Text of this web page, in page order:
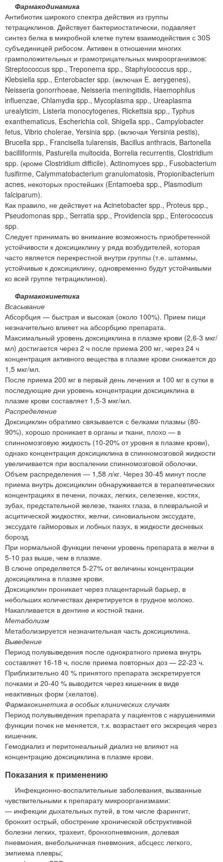
Фармакодинамика
Антибиотик широкого спектра действия из группы
тетрациклинов. Действует бактериостатически, подавляет
синтез белка в микробной клетке путем взаимодействия с 30S
субъединицей рибосом. Активен в отношении многих
грамположительных и грамотрицательных микроорганизмов:
Streptococcus spp., Treponema spp., Staphylococcus spp.,
Klebsiella spp., Enterobacter spp. (включая E. aerygenes),
Neisseria gonorrhoeae, Neisseria meningitidis, Haemophilus
influenzae, Chlamydia spp., Mycoplasma spp., Ureaplasma
urealyticim, Listeria monocytogenes, Rickettsia spp., Typhus
exanthematicus, Escherichia coli, Shigella spp., Campylobacter
fetus, Vibrio cholerae, Yersinia spp. (включая Yersinia pestis),
Brucella spp., Francisella tularensis, Bacillus anthracis, Bartonella
bacilliformis, Pasturella multocida, Borrelia recurrentis, Clostridium
spp. (кроме Clostridium difficile), Actinomyces spp., Fusobacterium
fusifirme, Calymmatobacterium granulomatosis, Propionibacterium
acnes, некоторых простейших (Entamoeba spp., Plasmodium
falciparum).
Как правило, не действует на Acinetobacter spp., Proteus spp.,
Pseudomonas spp., Serratia spp., Providencia spp., Enterococcus
spp.
Следует принимать во внимание возможность приобретенной
устойчивости к доксициклину у ряда возбудителей, которая
часто является перекрестной внутри группы (т.е. штаммы,
устойчивые к доксициклину, одновременно будут устойчивыми
ко всей группе тетрациклинов).
Фармакокинетика
Всасывание
Абсорбция — быстрая и высокая (около 100%). Прием пищи
незначительно влияет на абсорбцию препарата.
Максимальный уровень доксициклина в плазме крови (2,6-3 мкг/
мл) достигается через 2 ч после приема 200 мг, через 24 ч
концентрация активного вещества в плазме крови снижается до
1,5 мкг/мл.
После приема 200 мг в первый день лечения и 100 мг в сутки в
последующие дни уровень концентрации доксициклина в
плазме крови составляет 1,5-3 мкг/мл.
Распределение
Доксициклин обратимо связывается с белками плазмы (80-
90%), хорошо проникает в органы и ткани, плохо — в
спинномозговую жидкость (10-20% от уровня в плазме крови),
однако концентрация доксициклина в спинномозговой жидкости
увеличивается при воспалении спинномозговой оболочки.
Объем распределения — 1,58 л/кг. Через 30-45 минут после
приема внутрь доксициклин обнаруживается в терапевтических
концентрациях в печени, почках, легких, селезенке, костях,
зубах, предстательной железе, тканях глаза, в плевральной и
асцитической жидкостях, желчи, синовиальном экссудате,
экссудате гайморовых и лобных пазух, в жидкости десневых
борозд.
При нормальной функции печени уровень препарата в желчи в
5-10 раз выше, чем в плазме.
В слюне определяется 5-27% от величины концентрации
доксициклина в плазме крови.
Доксициклин проникает через плацентарный барьер, в
небольших количествах декретируется в грудное молоко.
Накапливается в дентине и костной ткани.
Метаболизм
Метаболизируется незначительная часть доксициклина.
Выведение
Период полувыведения после однократного приема внутрь
составляет 16-18 ч, после приема повторных доз — 22-23 ч.
Приблизительно 40 % принятого препарата экскретируется
почками и 20-40 % выводится через кишечник в виде
неактивных форм (хелатов).
Фармакокинетика в особых клинических случаях
Период полувыведения препарата у пациентов с нарушениями
функции почек не меняется, т.к. возрастает его экскреция через
кишечник.
Гемодиализ и перитонеальный диализ не влияют на
концентрацию доксициклина в плазме крови.
Показания к применению
Инфекционно-воспалительные заболевания, вызванные
чувствительными к препарату микроорганизмами:
— инфекции дыхательных путей, в том числе фарингит,
бронхит острый, обострение хронической обструктивной
болезни легких, трахеит, бронхопневмония, долевая
пневмония, внебольничная пневмония, абсцесс легкого,
эмпиема плевры;